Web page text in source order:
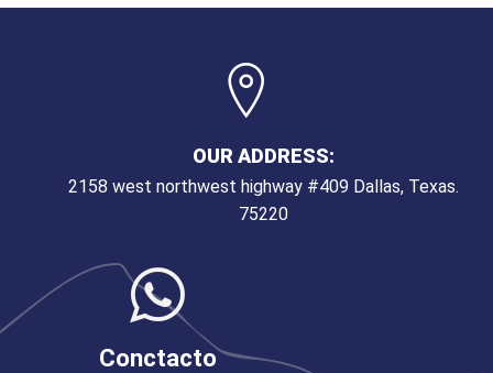
OUR ADDRESS:
2158 west northwest highway #409 Dallas, Texas.
75220
Conctacto